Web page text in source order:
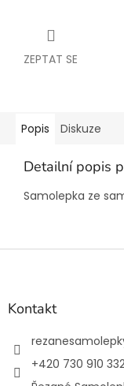
ZEPTAT SE
Popis Diskuze
Detailní popis
Samolepka ze
Z
Kontakt
+420 730 910